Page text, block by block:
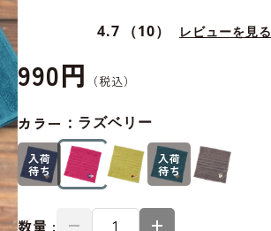
4.7 （10） レビューを見る
990円
カラー： ラズベリー
入荷
待ち
入荷
待ち
数量 :